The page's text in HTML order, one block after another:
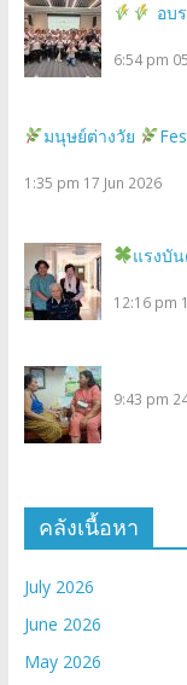
อบ
6:54 pm
มนุษย์ต่างวัย
1:35 pm 17 Jun 2026
แรงบั
12:16 pm
9:43 pm
คลังเนื้อหา
July 2026
June 2026
May 2026